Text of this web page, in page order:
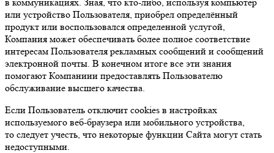
или устройство Пользователя, приобрел определённый
продукт или воспользовался определенной услугой,
Компания может обеспечивать более полное соответствие
интересам Пользователя рекламных сообщений и сообщений
электронной почты. В конечном итоге все эти знания
помогают Компаниии предоставлять Пользователю
обслуживание высшего качества.
Если Пользователь отключит cookies в настройках
используемого веб-браузера или мобильного устройства,
то следует учесть, что некоторые функции Сайта могут стать
недоступными.